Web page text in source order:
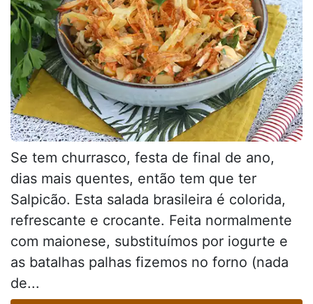
Se tem churrasco, festa de final de ano,
dias mais quentes, então tem que ter
Salpicão. Esta salada brasileira é colorida,
refrescante e crocante. Feita normalmente
com maionese, substituímos por iogurte e
as batalhas palhas fizemos no forno (nada
de...